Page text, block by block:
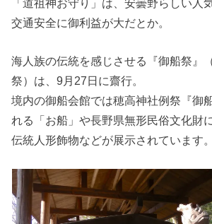
「道祖神お守り」は、安曇野らしい人
交通安全に御利益が大だとか。
海人族の伝統を感じさせる『御船祭』
祭）は、9月27日に齋行。
境内の御船会館では穂高神社例祭『御
れる「お船」や長野県無形民俗文化財
伝統人形飾物などが展示されています。